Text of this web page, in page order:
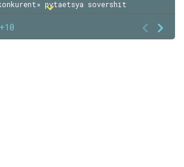
+10
pytaetsya sovershit
vselennyh (nakonets-to!)
i brosayut vyzov «Marvel»